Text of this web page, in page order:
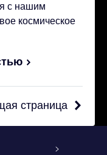
с нашим
космическое
страница